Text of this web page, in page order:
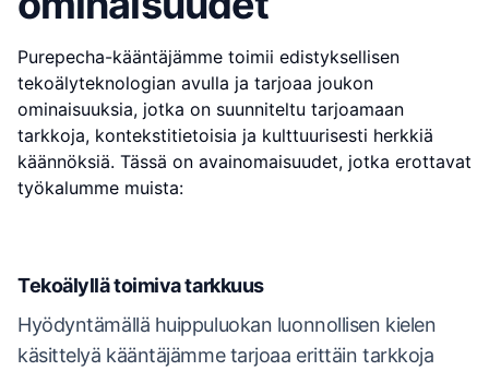
Purepecha-kääntäjämme toimii edistyksellisen
tekoälyteknologian avulla ja tarjoaa joukon
ominaisuuksia, jotka on suunniteltu tarjoamaan
tarkkoja, kontekstitietoisia ja kulttuurisesti herkkiä
käännöksiä. Tässä on avainomaisuudet, jotka erottavat
työkalumme muista:
Tekoälyllä toimiva tarkkuus
Hyödyntämällä huippuluokan luonnollisen kielen
käsittelyä kääntäjämme tarjoaa erittäin tarkkoja